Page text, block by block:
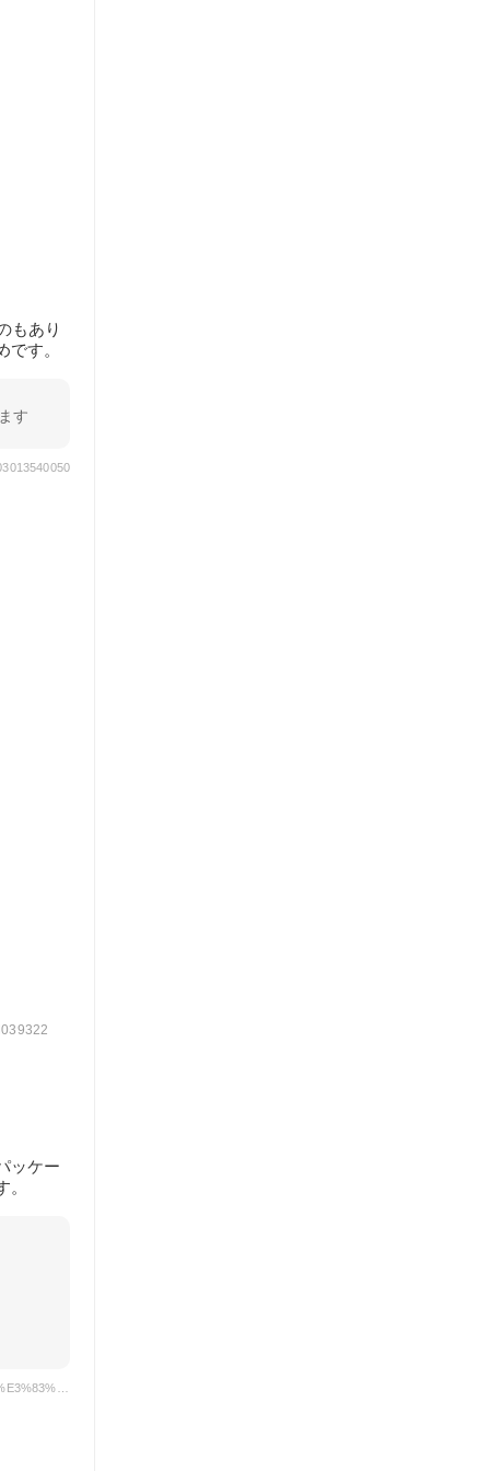
もあり
す。
す
ッケー
引用元: https://www.amazon.co.jp/%E3%82%AF%E3%83%83%E3%83%94%E3%83%BC%E3%83%A9%E3%83%A0%E3%83%8D-%E3%82%AB%E3%82%AF%E3%83%80%E3%82%A4%E8%A3%BD%E8%8F%93-%E3%83%9F%E3%83%8B%E3%82%AF%E3%83%83%E3%83%94%E3%83%BC%E3%83%A9%E3%83%A0%E3%83%8D-1kg/product-reviews/B00CW6126G?pageNumber=2